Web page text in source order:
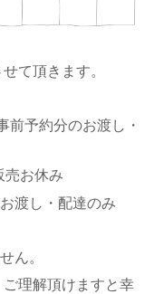
て頂きます。
前予約分のお渡し・
売お休み
渡し・配達のみ
ん。
理解頂けますと幸